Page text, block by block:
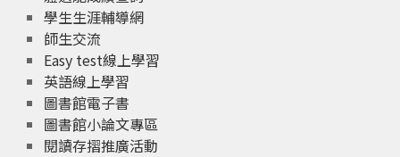
學生生涯輔導網
師生交流
Easy test線上學習
英語線上學習
圖書館電子書
圖書館小論文專區
閱讀存摺推廣活動